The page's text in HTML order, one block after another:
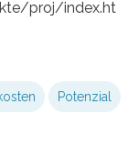
proj/index.ht
Potenzial